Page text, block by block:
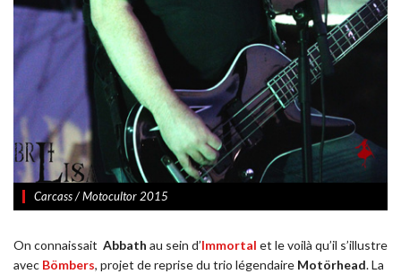
Carcass / Motocultor 2015
On connaissait Abbath au sein d’Immortal et le voilà qu’il s’illustre
avec Bömbers, projet de reprise du trio légendaire Motörhead. La